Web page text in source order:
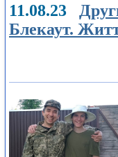
11.08.23
Блекаут.